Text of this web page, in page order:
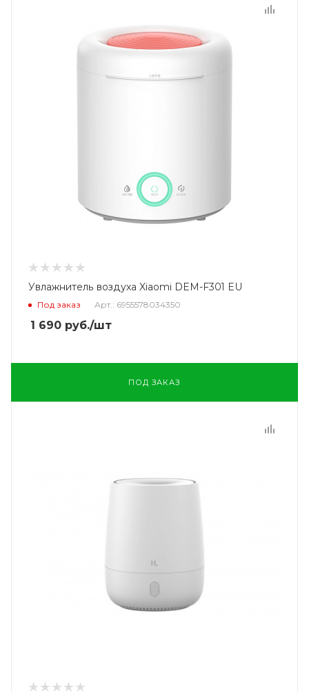
Увлажнитель воздуха Xiaomi DEM-F301 EU
Под заказ Арт.: 6955578034350
1 690 руб./шт
ПОД ЗАКАЗ